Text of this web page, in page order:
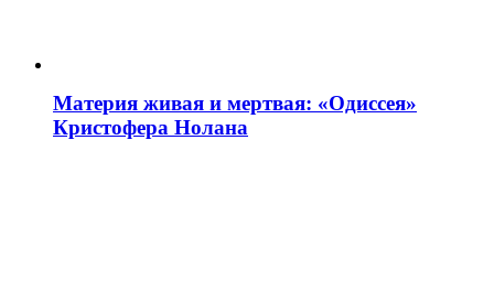
Материя живая и мертвая: «Одиссея»
Кристофера Нолана